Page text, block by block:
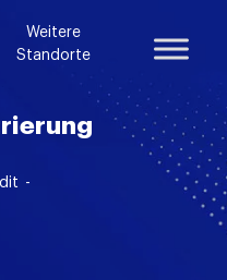
Weitere
Standorte
-